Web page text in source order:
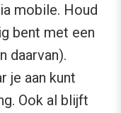
mobile. Houd
bent met een
daarvan).
je aan kunt
Ook al blijft